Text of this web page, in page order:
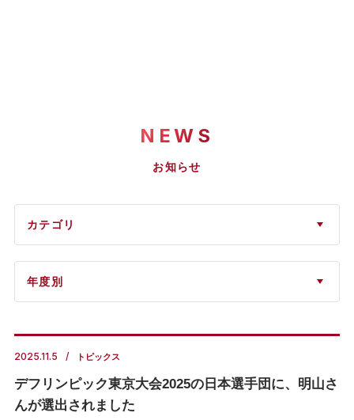
NEWS
お知らせ
2025.11.5 トピックス
デフリンピック東京大会2025の日本選手団に、明山さ
んが選出されました
カテゴリ
年度別